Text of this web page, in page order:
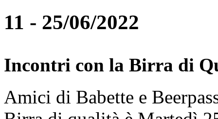
11 - 25/06/2022
Incontri con la Birra di
Amici di Babette e